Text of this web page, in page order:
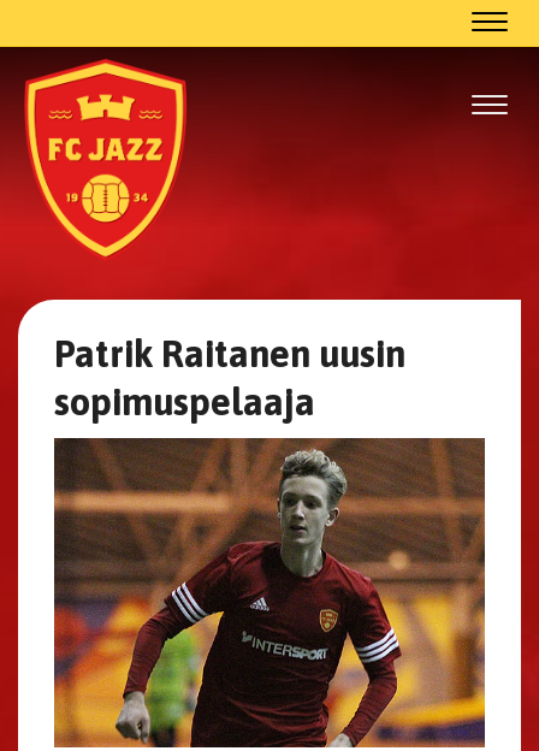
Patrik Raitanen uusin
sopimuspelaaja